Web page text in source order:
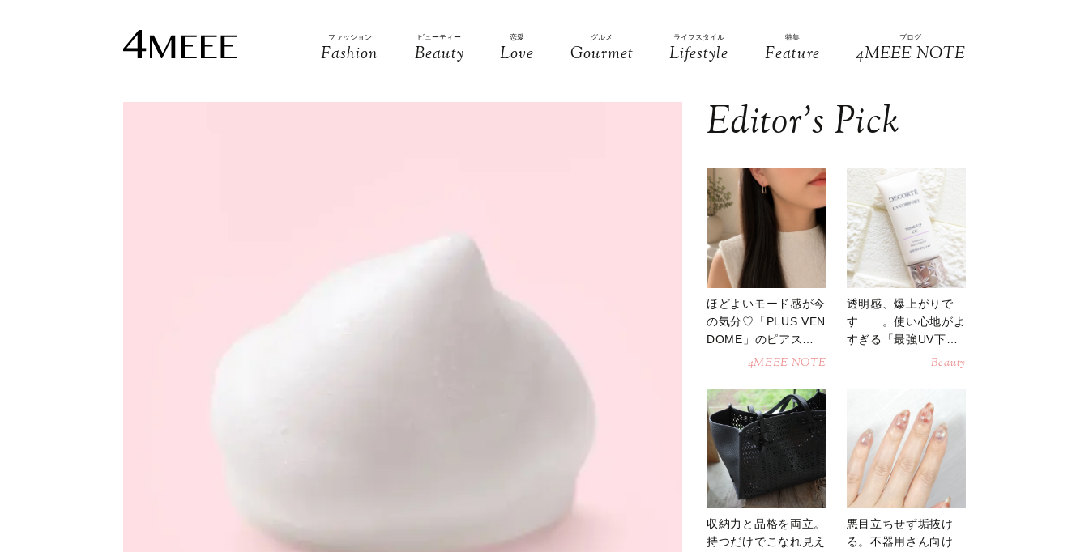
ファッション
Fashion
ビューティー
Beauty
恋愛
Love
グルメ
Gourmet
ライフスタイル
Lifestyle
特集
Feature
ブログ
4MEEE NOTE
Editor’s Pick
ほどよいモード感が今
の気分♡「PLUS VEN
DOME」のピアスが
4MEEE NOTE
透明感、爆上がりで
す……。使い心地がよ
すぎる「最強UV下
Beauty
収納力と品格を両立。
持つだけでこなれ見え
悪目立ちせず垢抜け
る。不器用さん向け